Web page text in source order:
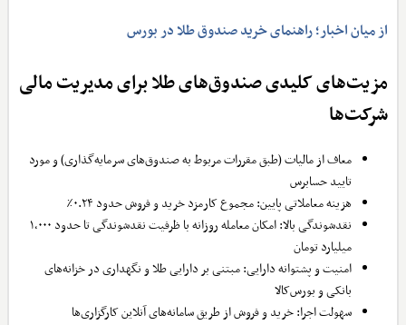
از میان اخبار؛ راهنمای خرید صندوق طلا در بورس
مزیت‌های کلیدی صندوق‌های طلا برای مدیریت مالی
شرکت‌ها
معاف از مالیات (طبق مقررات مربوط به صندوق‌های سرمایه‌گذاری) و مورد
تایید حسابرس
هزینه معاملاتی پایین: مجموع کارمزد خرید و فروش حدود ۰.۲۴٪
نقدشوندگی بالا: امکان معامله روزانه با ظرفیت نقدشوندگی تا حدود ۱,۰۰۰
میلیارد تومان
امنیت و پشتوانه دارایی: مبتنی بر دارایی طلا و نگهداری در خزانه‌های
بانکی و بورس‌کالا
سهولت اجرا: خرید و فروش از طریق سامانه‌های آنلاین کارگزاری‌ها